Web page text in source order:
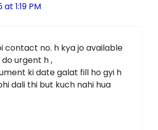
1:19 PM
contact no. h kya jo available
urgent h ,
ki date galat fill ho gyi h
dali thi but kuch nahi hua